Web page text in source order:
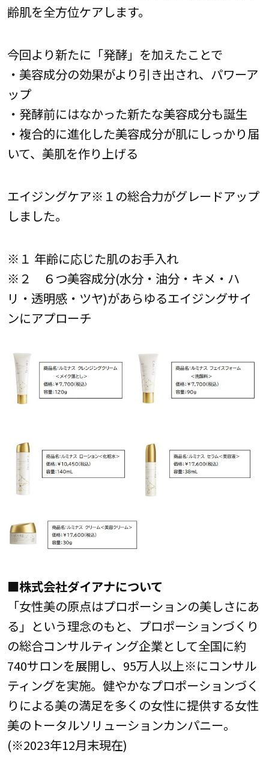
齢肌を全方位ケアします。
今回より新たに「発酵」を加えたことで
・美容成分の効果がより引き出され、パワーア
ップ
・発酵前にはなかった新たな美容成分も誕生
・複合的に進化した美容成分が肌にしっかり届
いて、美肌を作り上げる
エイジングケア※１の総合力がグレードアップ
しました。
※１ 年齢に応じた肌のお手入れ
※２ ６つ美容成分(水分・油分・キメ・ハ
リ・透明感・ツヤ)があらゆるエイジングサイ
ンにアプローチ
■株式会社ダイアナについて
「女性美の原点はプロポーションの美しさにあ
る」という理念のもと、プロポーションづくり
の総合コンサルティング企業として全国に約
740サロンを展開し、95万人以上※にコンサル
ティングを実施。健やかなプロポーションづく
りによる美の満足を多くの女性に提供する女性
美のトータルソリューションカンパニー。
(※2023年12月末現在)